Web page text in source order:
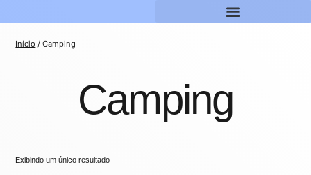
Início / Camping
Camping
Exibindo um único resultado